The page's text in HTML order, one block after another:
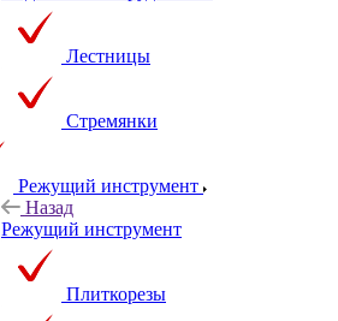
Лестницы
Стремянки
Режущий инструмент
Назад
Режущий инструмент
Плиткорезы